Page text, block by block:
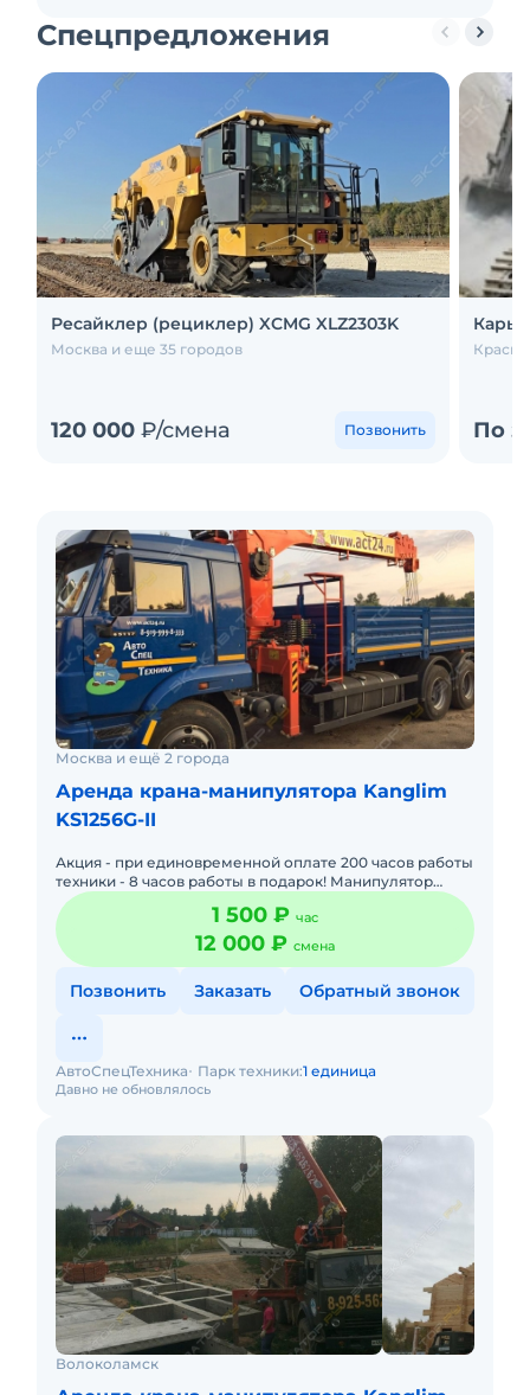
Спецпредложения
Ресайклер (рециклер) XCMG XLZ2303K
Москва и еще 35 городов
120 000 ₽/смена Позвонить По
Москва и ещё 2 города
Аренда крана-манипулятора Kanglim
KS1256G-II
Акция - при единовременной оплате 200 часов работы
техники - 8 часов работы в подарок! Манипулятор
стоит на учете в Ростехнадзоре. Машинисты граждане
РФ. Пода
1 500 ₽ час
12 000 ₽ смена
Позвонить Заказать Обратный звонок
Давно не обновлялось
АвтоСпецТехника Парк техники:1 единица
Волоколамск